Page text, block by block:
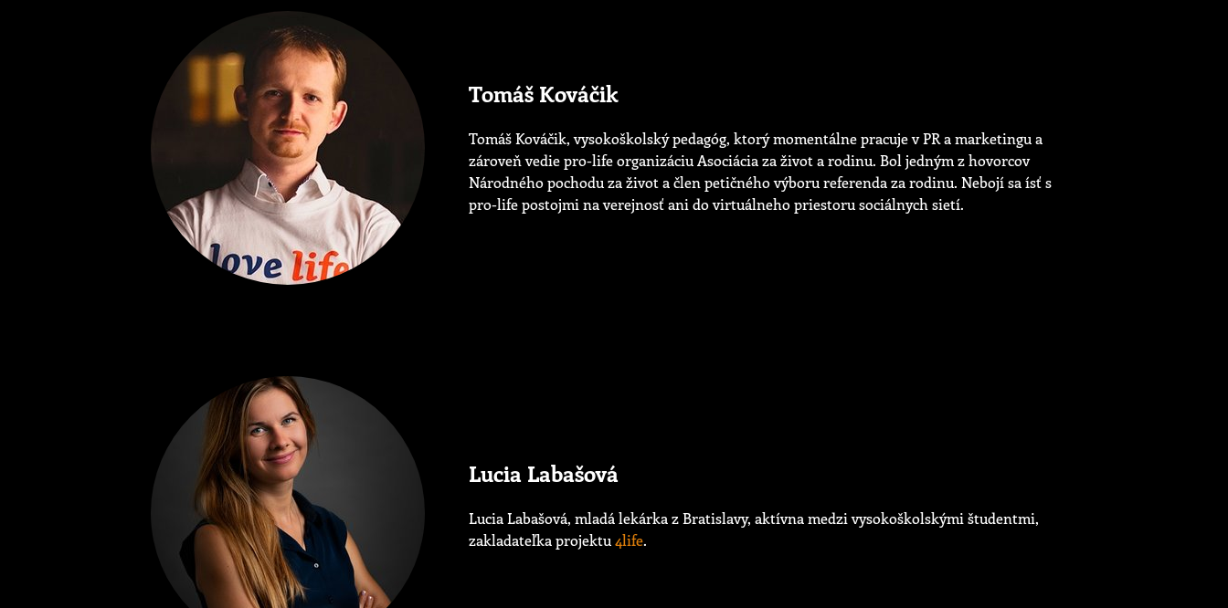
Tomáš Kováčik
Tomáš Kováčik, vysokoškolský pedagóg, ktorý momentálne pracuje v PR a marketingu a
zároveň vedie pro-life organizáciu Asociácia za život a rodinu. Bol jedným z hovorcov
Národného pochodu za život a člen petičného výboru referenda za rodinu. Nebojí sa ísť s
pro-life postojmi na verejnosť ani do virtuálneho priestoru sociálnych sietí.
Lucia Labašová
Lucia Labašová, mladá lekárka z Bratislavy, aktívna medzi vysokoškolskými študentmi,
zakladateľka projektu4life.